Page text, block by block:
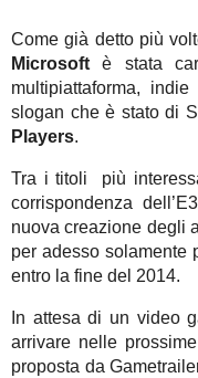
Come già detto più
Microsoft è stata
multipiattaforma,
slogan che è stato di
Players.
Tra i titoli più
corrispondenza
nuova creazione degli
per adesso solamente
entro la fine del 2014.
In attesa di un video
arrivare nelle
proposta da